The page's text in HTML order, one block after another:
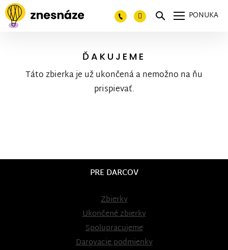
PONUKA
ĎAKUJEME
Táto zbierka je už ukončená a nemožno na ňu
prispievať.
PRE DARCOV
Zbierky
Ukončené zbierky
Spolupracujeme
Darovacie podmienky